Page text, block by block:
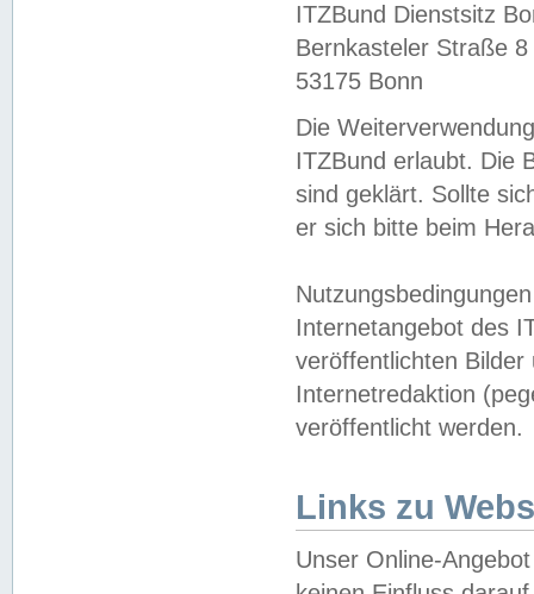
ITZBund Dienstsitz
Bernkasteler Straße 8
53175 Bonn
Die
ITZBund erlaubt. Die
sind geklärt. Sollte
er sich bitte beim
Internetangebot des
veröffentlichten
Internetredaktion
veröffentlicht werden.
Links zu
Unser Online-